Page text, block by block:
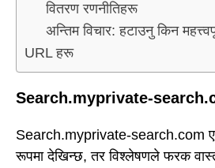
वितरण रणनीतिहरू
अन्तिम विचार: हटाउनु किन
URL हरू
Search.myprivate-
Search.myprivate-search.com
रूपमा देखिन्छ, तर विश्लेषणले फरक